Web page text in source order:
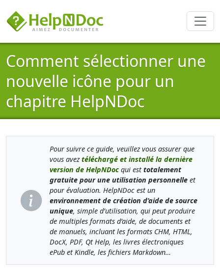
Comment sélectionner une
nouvelle icône pour un
chapitre HelpNDoc
Pour suivre ce guide, veuillez vous assurer que
vous aveztéléchargé et installé la dernière
version de HelpNDocqui esttotalement
gratuite pour une utilisation personnelleet
pour évaluation. HelpNDoc est un
environnement de création d’aide de source
unique, simple d’utilisation, qui peut produire
de multiples formats d’aide, de documents et
de manuels, incluant les formats CHM, HTML,
DocX, PDF, Qt Help, les livres électroniques
ePub et Kindle, les fichiers Markdown…